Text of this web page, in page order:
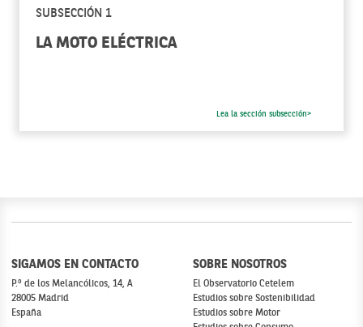
SUBSECCIÓN 1
LA MOTO ELÉCTRICA
Lea la sección subsección>
SIGAMOS EN CONTACTO
P.º de los Melancólicos, 14, A
28005 Madrid
España
SOBRE NOSOTROS
El Observatorio Cetelem
Estudios sobre Sostenibilidad
Estudios sobre Motor